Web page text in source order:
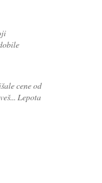
cene od
Lepota